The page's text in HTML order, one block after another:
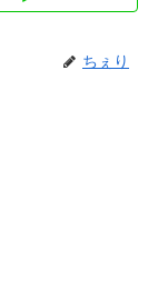
ちぇり